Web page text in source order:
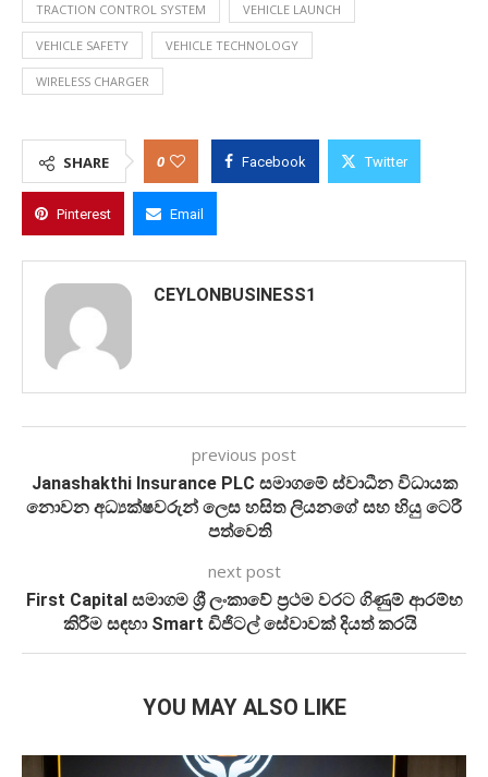
TRACTION CONTROL SYSTEM VEHICLE LAUNCH
VEHICLE SAFETY VEHICLE TECHNOLOGY
WIRELESS CHARGER
SHARE 0 Facebook Twitter
Pinterest Email
CEYLONBUSINESS1
previous post
Janashakthi Insurance PLC සමාගමේ ස්වාධීන විධායක
නොවන අධ්‍යක්ෂවරුන් ලෙස හසිත ලියනගේ සහ හියු ටෙරී
පත්වෙති
next post
First Capital සමාගම ශ්‍රී ලංකාවේ ප්‍රථම වරට ගිණුම් ආරම්භ
කිරීම සඳහා Smart ඩිජිටල් සේවාවක් දියත් කරයි
YOU MAY ALSO LIKE